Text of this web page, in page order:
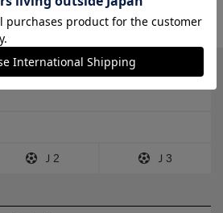
Ｊ2 Ｊ3